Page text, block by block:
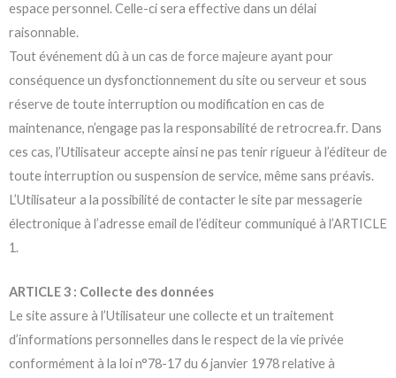
espace personnel. Celle-ci sera effective dans un délai
raisonnable.
Tout événement dû à un cas de force majeure ayant pour
conséquence un dysfonctionnement du site ou serveur et sous
réserve de toute interruption ou modification en cas de
maintenance, n’engage pas la responsabilité de retrocrea.fr. Dans
ces cas, l’Utilisateur accepte ainsi ne pas tenir rigueur à l’éditeur de
toute interruption ou suspension de service, même sans préavis.
L’Utilisateur a la possibilité de contacter le site par messagerie
électronique à l’adresse email de l’éditeur communiqué à l’ARTICLE
1.
ARTICLE 3 : Collecte des données
Le site assure à l’Utilisateur une collecte et un traitement
d’informations personnelles dans le respect de la vie privée
conformément à la loi n°78-17 du 6 janvier 1978 relative à